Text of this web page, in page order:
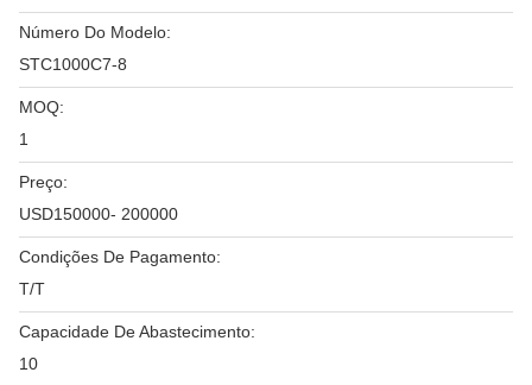
Número Do Modelo:
STC1000C7-8
MOQ:
1
Preço:
USD150000- 200000
Condições De Pagamento:
T/T
Capacidade De Abastecimento:
10